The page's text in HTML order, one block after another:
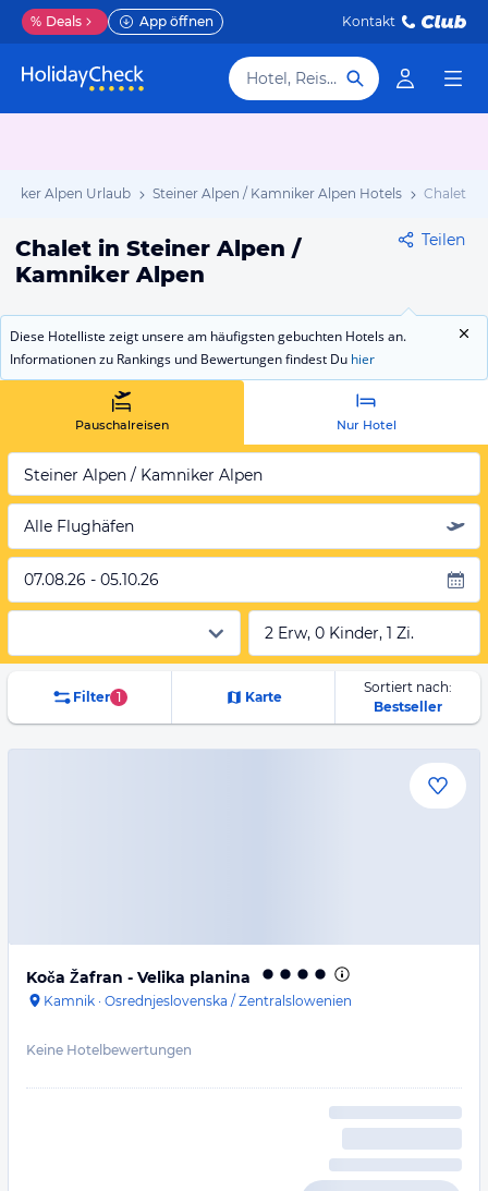
% Deals App öffnen Kontakt
Hotel, Reiseziel
Alpen Urlaub Steiner Alpen / Kamniker Alpen Hotels Chalet
Chalet in Steiner Alpen /
Kamniker Alpen
Teilen
Diese Hotelliste zeigt unsere am häufigsten gebuchten Hotels an.
Informationen zu Rankings und Bewertungen findest Du hier
Pauschalreisen Nur Hotel
Steiner Alpen / Kamniker Alpen
Alle Flughäfen
07.08.26 - 05.10.26
2 Erw, 0 Kinder, 1 Zi.
Filter 1 Karte
Sortiert nach:
Bestseller
Koča Žafran - Velika planina
Kamnik · Osrednjeslovenska / Zentralslowenien
Keine Hotelbewertungen